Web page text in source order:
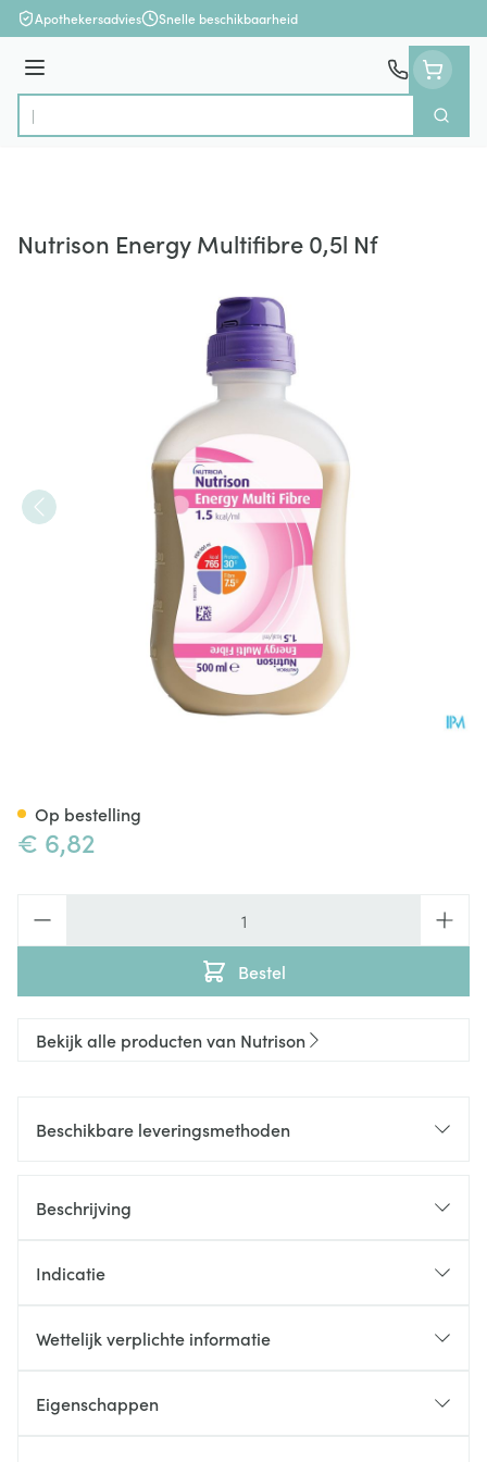
Ga naar de inhoud
Apothekersadvies Snelle beschikbaarheid
Menu
Product, merk, categorie...
Zoek
Nutrison Energy Multifibre 0,5l Nf
€ 6,82
Bestel
Op bestelling
Bekijk alle producten van Nutrison
Beschikbare leveringsmethoden
Beschrijving
Indicatie
Wettelijk verplichte informatie
Eigenschappen